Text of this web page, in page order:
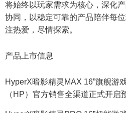
将始终以玩家需求为核心，深化
协同，以稳定可靠的产品陪伴每
注热爱，尽情探索。
产品上市信息
HyperX暗影精灵MAX 16”旗舰游
（HP）官方销售全渠道正式开启